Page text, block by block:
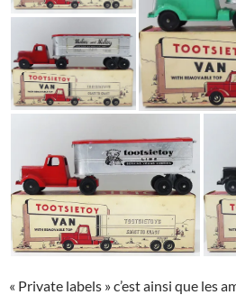
« Private labels » c’est ainsi que les